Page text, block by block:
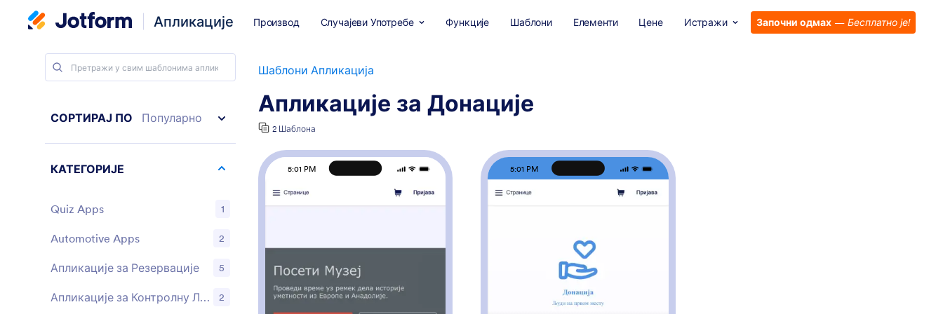
Апликације Производ Случајеви Употребе Функције Шаблони Елементи Цене Истражи Започни одмах —Бесплатно је!
Шаблони Апликација
Апликације за Донације
2 Шаблона
5:01 PM 5:01 PM
Преглед
СОРТИРАЈ ПО Популарно
КАТЕГОРИЈЕ
Quiz Apps 1
Automotive Apps 2
Апликације за Резервације 5
Апликације за Контролну Листу 2